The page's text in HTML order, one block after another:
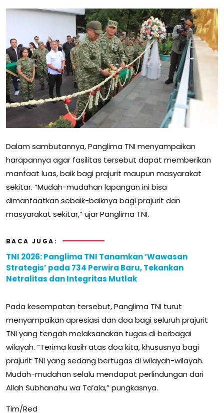
Dalam sambutannya, Panglima TNI menyampaikan
harapannya agar fasilitas tersebut dapat memberikan
manfaat luas, baik bagi prajurit maupun masyarakat
sekitar. “Mudah-mudahan lapangan ini bisa
dimanfaatkan sebaik-baiknya bagi prajurit dan
masyarakat sekitar,” ujar Panglima TNI.
BACA JUGA:
TNI 2026: Panglima TNI Tanamkan ‘Wawasan
Strategis’ pada 734 Perwira Baru, Tekankan
Netralitas dan Integritas Mutlak
Pada kesempatan tersebut, Panglima TNI turut
menyampaikan apresiasi dan doa bagi seluruh prajurit
TNI yang tengah melaksanakan tugas di berbagai
wilayah. “Terima kasih atas doa kita, khususnya bagi
prajurit TNI yang sedang bertugas di wilayah-wilayah.
Mudah-mudahan selalu mendapat perlindungan dari
Allah Subhanahu wa Ta’ala,” pungkasnya.
Tim/Red